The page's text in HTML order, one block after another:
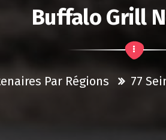
Buffalo Grill
Par Régions 77